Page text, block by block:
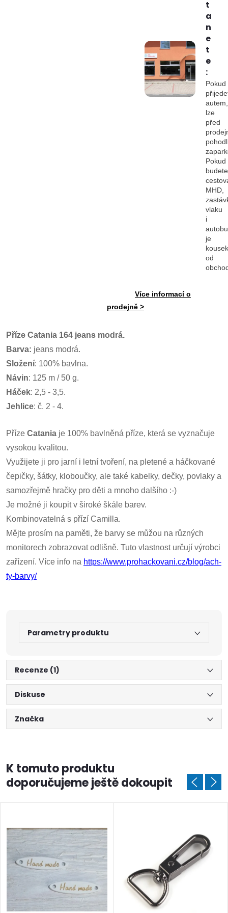
Příze Catania 164 jeans modrá.
Barva: jeans modrá.
Složení: 100% bavlna.
Návin: 125 m / 50 g.
Háček: 2,5 - 3,5.
Jehlice: č. 2 - 4.
Příze Catania je 100% bavlněná příze, která se vyznačuje
vysokou kvalitou.
Využijete ji pro jarní i letní tvoření, na pletené a háčkované
čepičky, šátky, kloboučky, ale také kabelky, dečky, povlaky a
samozřejmě hračky pro děti a mnoho dalšího :-)
Je možné ji koupit v široké škále barev.
Kombinovatelná s přízí Camilla.
Mějte prosím na paměti, že barvy se můžou na různých
monitorech zobrazovat odlišně. Tuto vlastnost určují výrobci
zařízení. Více info na https://www.prohackovani.cz/blog/ach-
ty-barvy/
t
a
n
e
t
e
:
Pokud
autem,
lze
před
Pokud
budete
MHD,
vlaku
i
je
kousek
od
Více informací o
prodejně >
Parametry produktu
Recenze (1)
Diskuse
Značka
K tomuto produktu
doporučujeme ještě dokoupit
Doprava a platby Prodejna Blog a návody